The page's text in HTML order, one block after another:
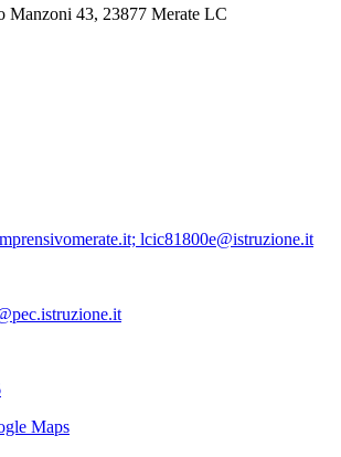
Manzoni 43, 23877 Merate LC
lcic81800e@istruzione.it
Maps